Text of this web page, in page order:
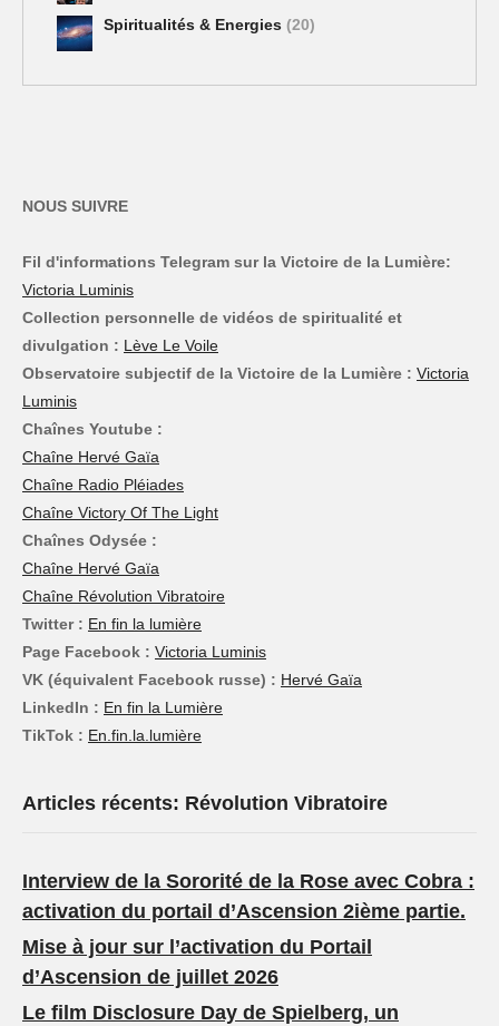
Spiritualités & Energies (20)
NOUS SUIVRE
Fil d'informations Telegram sur la Victoire de la Lumière:
Victoria Luminis
Collection personnelle de vidéos de spiritualité et
divulgation : Lève Le Voile
Observatoire subjectif de la Victoire de la Lumière : Victoria
Luminis
Chaînes Youtube :
Chaîne Hervé Gaïa
Chaîne Radio Pléiades
Chaîne Victory Of The Light
Chaînes Odysée :
Chaîne Hervé Gaïa
Chaîne Révolution Vibratoire
Twitter : En fin la lumière
Page Facebook : Victoria Luminis
VK (équivalent Facebook russe) : Hervé Gaïa
LinkedIn : En fin la Lumière
TikTok : En.fin.la.lumière
Articles récents: Révolution Vibratoire
Interview de la Sororité de la Rose avec Cobra :
activation du portail d’Ascension 2ième partie.
Mise à jour sur l’activation du Portail
d’Ascension de juillet 2026
Le film Disclosure Day de Spielberg, un